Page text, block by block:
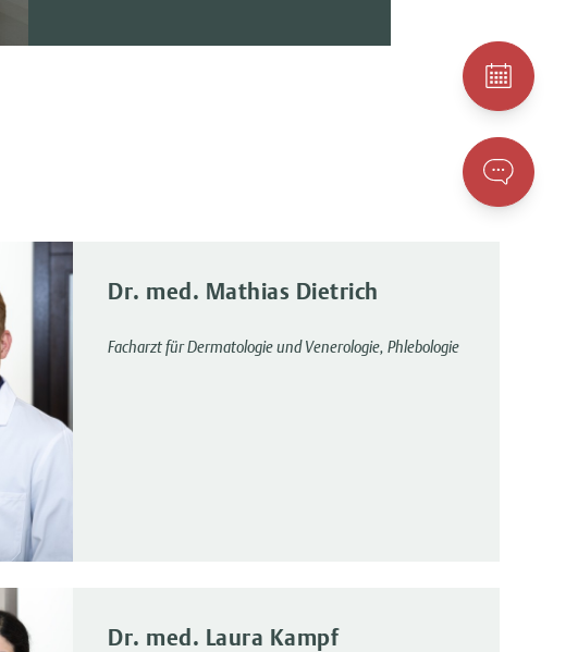
Dr. med. Mathias Dietrich
Facharzt für Dermatologie und Venerologie, Phlebologie
Dr. med. Laura Kampf